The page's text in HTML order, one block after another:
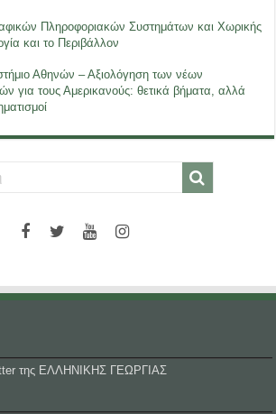
Πληροφοριακών Συστημάτων και Χωρικής
και το Περιβάλλον
Αθηνών – Αξιολόγηση των νέων
για τους Αμερικανούς: θετικά βήματα, αλλά
της ΕΛΛΗΝΙΚΗΣ ΓΕΩΡΓΙΑΣ